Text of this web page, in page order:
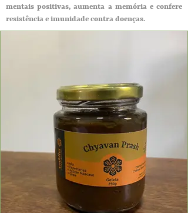
mentais positivas, aumenta a memória e confere
resistência e imunidade contra doenças.